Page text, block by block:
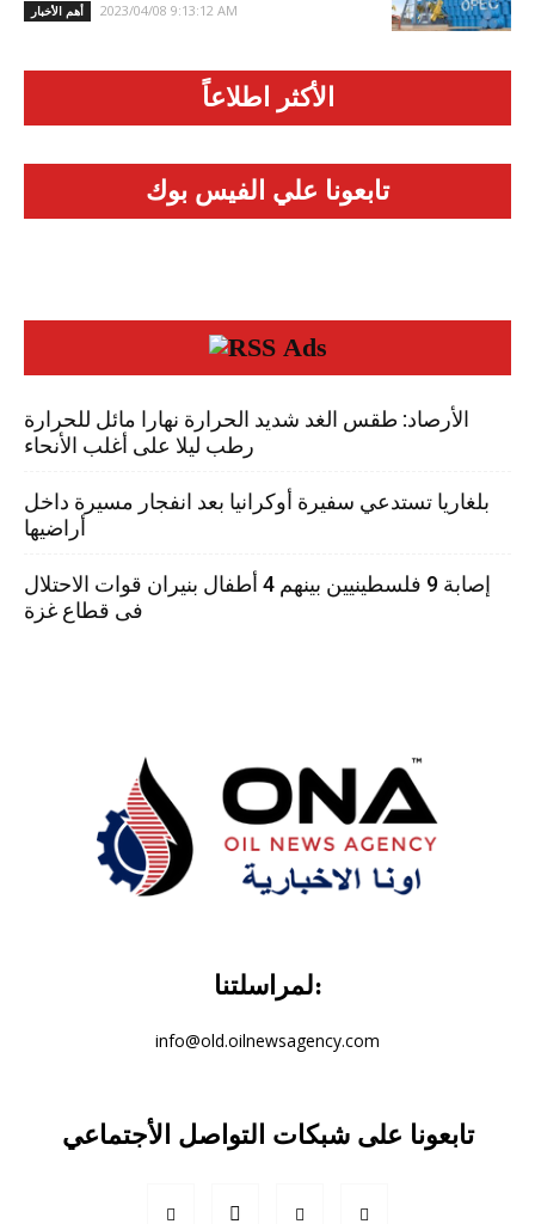
أهم الأخبار 2023/04/08 9:13:12 AM
الأكثر اطلاعاً
تابعونا علي الفيس بوك
Ads
الأرصاد: طقس الغد شديد الحرارة نهارا مائل للحرارة
رطب ليلا على أغلب الأنحاء
بلغاريا تستدعي سفيرة أوكرانيا بعد انفجار مسيرة داخل
أراضيها
إصابة 9 فلسطينيين بينهم 4 أطفال بنيران قوات الاحتلال
فى قطاع غزة
لمراسلتنا:
info@old.oilnewsagency.com
تابعونا على شبكات التواصل الأجتماعي